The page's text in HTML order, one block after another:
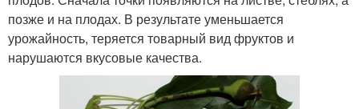
позже и на плодах. В результате уменьшается
урожайность, теряется товарный вид фруктов и
нарушаются вкусовые качества.